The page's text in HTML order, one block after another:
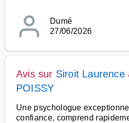
Dumé
27/06/2026
Avis sur Siroit Laurence
POISSY
Une psychologue
confiance, comprend